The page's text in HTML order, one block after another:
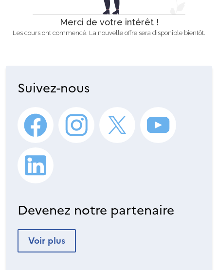
Merci de votre intérêt !
Les cours ont commencé. La nouvelle offre sera disponible bientôt.
Suivez-nous
Devenez notre partenaire
Voir plus